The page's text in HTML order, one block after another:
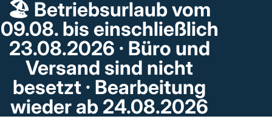
🏖️ Betriebsurlaub vom
09.08. bis einschließlich
23.08.2026 · Büro und
Versand sind nicht
besetzt · Bearbeitung
wieder ab 24.08.2026